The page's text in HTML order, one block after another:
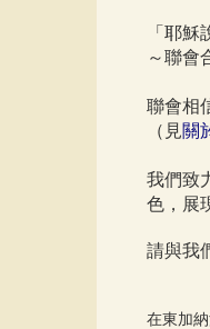
「耶
～聯會
聯會相
（見關
我們致
色，展
請與我
在東加